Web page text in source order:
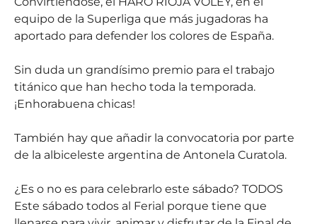
equipo de la Superliga que más jugadoras ha
aportado para defender los colores de España.
Sin duda un grandísimo premio para el trabajo
titánico que han hecho toda la temporada.
¡Enhorabuena chicas!
También hay que añadir la convocatoria por parte
de la albiceleste argentina de Antonela Curatola.
¿Es o no es para celebrarlo este sábado? TODOS
Este sábado todos al Ferial porque tiene que